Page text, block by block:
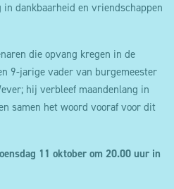
dankbaarheid en vriendschappen
die opvang kregen in de
9-jarige vader van burgemeester
hij verbleef maandenlang in
samen het woord vooraf voor dit
11 oktober om 20.00 uur in